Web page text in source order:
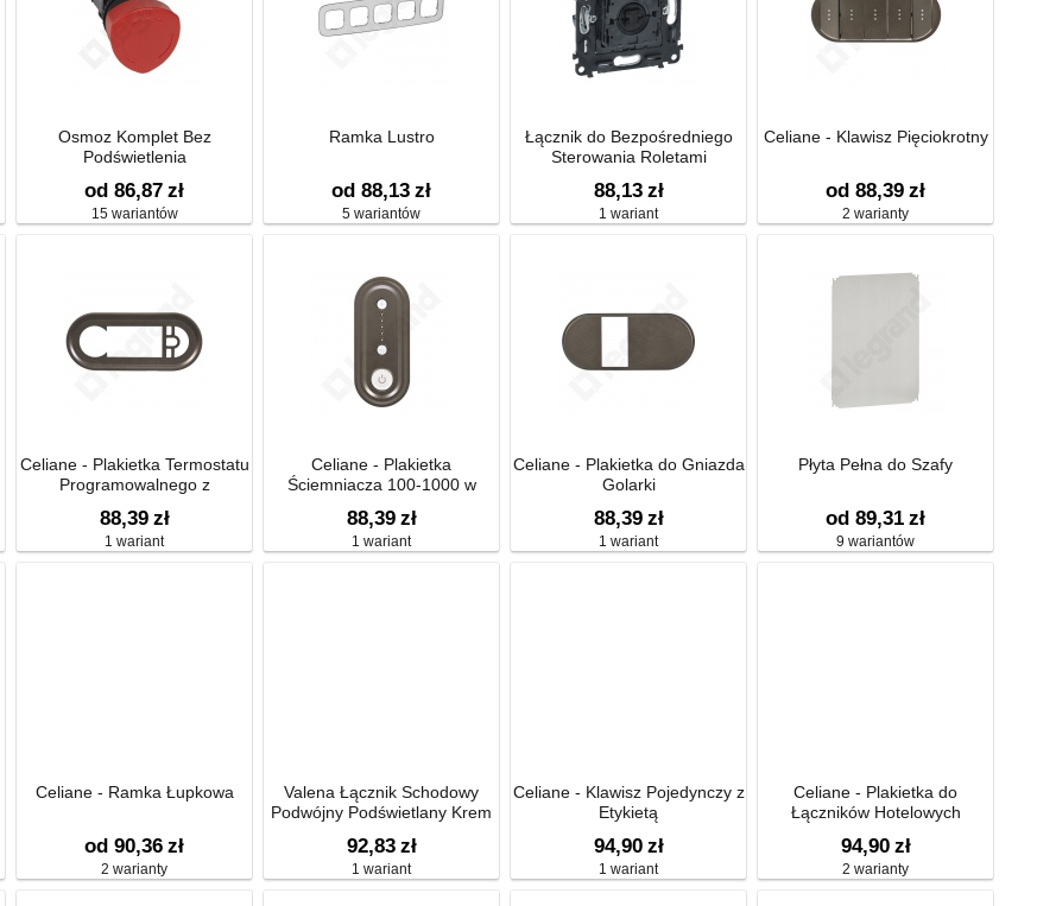
Osmoz Komplet Bez
Podświetlenia
od 86,87 zł
15 wariantów
Ramka Lustro
od 88,13 zł
5 wariantów
Łącznik do Bezpośredniego
Sterowania Roletami
88,13 zł
1 wariant
Celiane - Klawisz Pięciokrotny
od 88,39 zł
2 warianty
Celiane - Plakietka Termostatu
Programowalnego z
Zasilaczem
88,39 zł
1 wariant
Celiane - Plakietka
Ściemniacza 100-1000 w
88,39 zł
1 wariant
Celiane - Plakietka do Gniazda
Golarki
88,39 zł
1 wariant
Płyta Pełna do Szafy
od 89,31 zł
9 wariantów
Celiane - Ramka Łupkowa
od 90,36 zł
2 warianty
Valena Łącznik Schodowy
Podwójny Podświetlany Krem
92,83 zł
1 wariant
Celiane - Klawisz Pojedynczy z
Etykietą
94,90 zł
1 wariant
Celiane - Plakietka do
Łączników Hotelowych
94,90 zł
2 warianty